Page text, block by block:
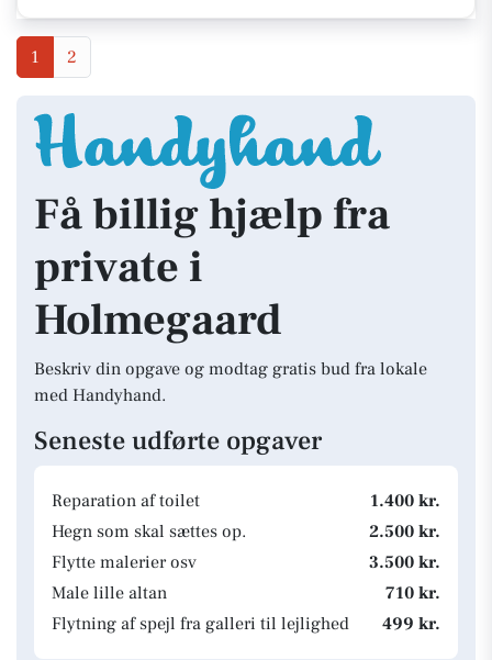
1 2
Få billig hjælp fra
private i
Holmegaard
Beskriv din opgave og modtag gratis bud fra lokale
med Handyhand.
Seneste udførte opgaver
Reparation af toilet
1.400 kr.
Hegn som skal sættes op.
2.500 kr.
Flytte malerier osv
3.500 kr.
Male lille altan
710 kr.
Flytning af spejl fra galleri til lejlighed
499 kr.